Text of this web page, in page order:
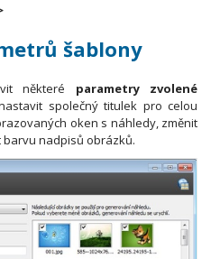
šablony
některé parametry zvolené
společný titulek pro celou
oken s náhledy, změnit
nadpisů obrázků.